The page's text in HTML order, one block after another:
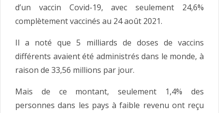
d’un vaccin Covid-19, avec seulement 24,6%
complètement vaccinés au 24 août 2021.
Il a noté que 5 milliards de doses de vaccins
différents avaient été administrés dans le monde, à
raison de 33,56 millions par jour.
Mais de ce montant, seulement 1,4% des
personnes dans les pays à faible revenu ont reçu